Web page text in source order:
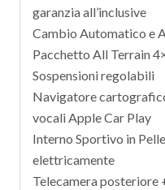
garanzia all’inclusive
Cambio Automatico e
Pacchetto All Terrain
Sospensioni regolabili
Navigatore
vocali Apple Car Play
Interno Sportivo in
elettricamente
Telecamera posteriore